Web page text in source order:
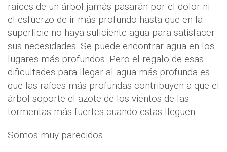
raíces de un árbol jamás pasarán por el dolor ni
el esfuerzo de ir más profundo hasta que en la
superficie no haya suficiente agua para satisfacer
sus necesidades. Se puede encontrar agua en los
lugares más profundos. Pero el regalo de esas
dificultades para llegar al agua más profunda es
que las raíces más profundas contribuyen a que el
árbol soporte el azote de los vientos de las
tormentas más fuertes cuando estas lleguen.
Somos muy parecidos.